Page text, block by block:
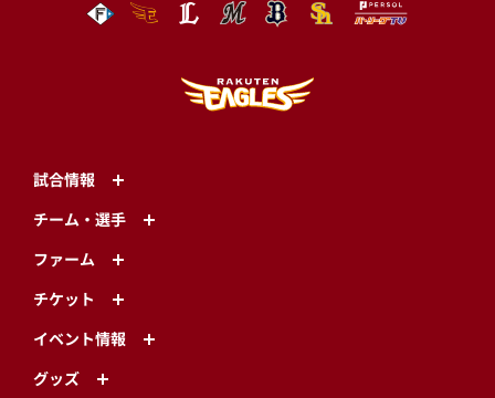
試合情報
チーム・選手
ファーム
チケット
イベント情報
グッズ